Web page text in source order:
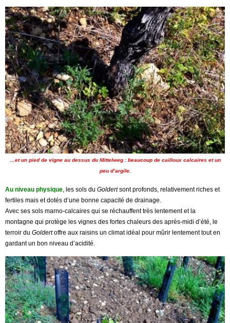
…et un pied de vigne au dessus du Mittelweg : beaucoup de cailloux calcaires et un
peu d’argile.
Au niveau physique , les sols du Goldertsont profonds, relativement riches et
fertiles mais et dotés d’une bonne capacité de drainage.
Avec ses sols marno-calcaires qui se réchauffent très lentement et la
montagne qui protège les vignes des fortes chaleurs des après-midi d’été, le
terroir du Goldertoffre aux raisins un climat idéal pour mûrir lentement tout en
gardant un bon niveau d’acidité.